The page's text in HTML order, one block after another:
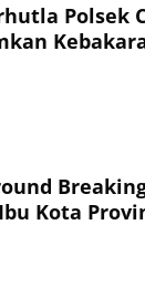
Polsek
Kota